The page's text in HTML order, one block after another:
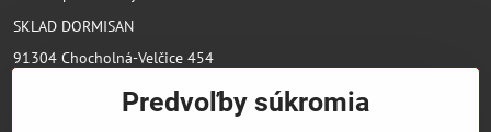
SKLAD DORMISAN
91304 Chocholná-Velčice 454
Predvoľby súkromia